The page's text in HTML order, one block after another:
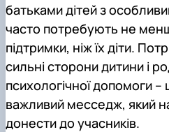
батьками дітей з
часто потребують не
підтримки, ніж їх діти.
сильні сторони дитини і
психологічної допомоги
важливий месседж, який
донести до учасників.